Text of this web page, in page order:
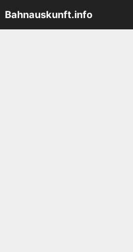
Inhalt
springen
Bahnauskunft.info